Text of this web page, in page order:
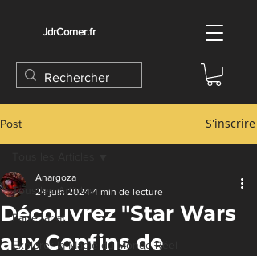
JdrCorner.fr
Post S'inscrire
Tous les Articles
Partenariat
Explorer la Magie du Monde Réel
Découvrez "Star Wars
aux Confins de
Anargoza
24 juin 2024 4 min de lecture